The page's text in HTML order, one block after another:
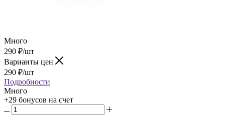
Много
290 ₽/шт
Варианты цен
290 ₽/шт
Подробности
Много
+29 бонусов на счет